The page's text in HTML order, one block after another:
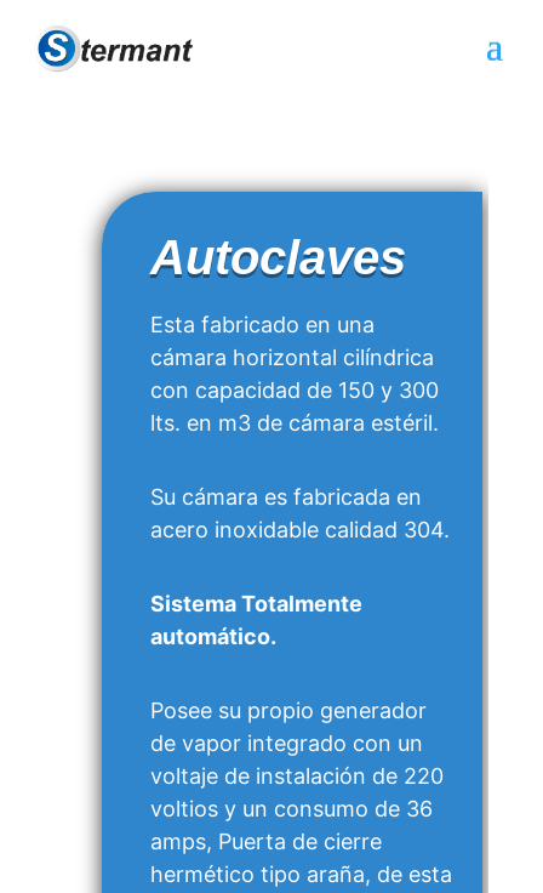
Autoclaves
Esta fabricado en una
cámara horizontal cilíndrica
con capacidad de 150 y 300
lts. en m3 de cámara estéril.
Su cámara es fabricada en
acero inoxidable calidad 304.
Sistema Totalmente
automático.
Posee su propio generador
de vapor integrado con un
voltaje de instalación de 220
voltios y un consumo de 36
amps, Puerta de cierre
hermético tipo araña, de esta